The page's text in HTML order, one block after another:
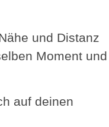
und Distanz
Moment und
auf deinen